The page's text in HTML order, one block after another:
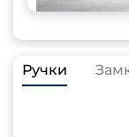
Ручки